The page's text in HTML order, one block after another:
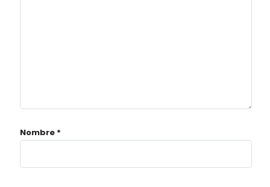
Nombre *